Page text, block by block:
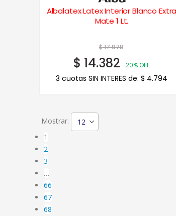
Albalatex Latex Interior Blanco Extra
Mate 1 Lt.
$17.978
$ 14.382 20% OFF
3 cuotas SIN INTERES de: $ 4.794
Mostrar:
1
2
3
…
66
67
68